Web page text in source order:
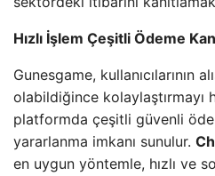
Hızlı İşlem Çeşitli Ödeme
Gunesgame, kullanıcılarının
olabildiğince kolaylaştırmayı
platformda çeşitli güvenli
yararlanma imkanı sunulur.
en uygun yöntemle, hızlı ve